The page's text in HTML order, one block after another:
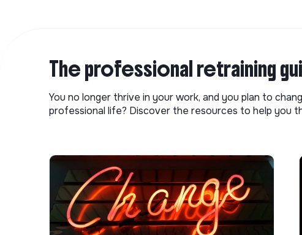
The professional retraining
You no longer thrive in your work, and you plan to
professional life? Discover the resources to help you